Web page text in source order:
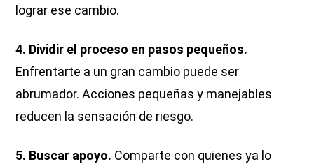
lograr ese cambio.
4. Dividir el proceso en pasos pequeños.
Enfrentarte a un gran cambio puede ser
abrumador. Acciones pequeñas y manejables
reducen la sensación de riesgo.
5. Buscar apoyo. Comparte con quienes ya lo